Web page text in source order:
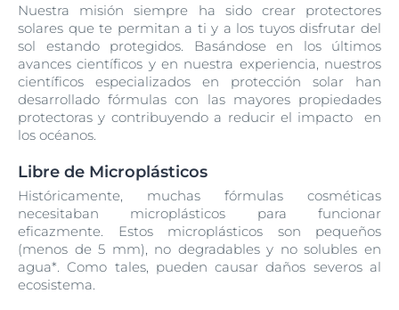
Nuestra misión siempre ha sido crear protectores
solares que te permitan a ti y a los tuyos disfrutar del
sol estando protegidos. Basándose en los últimos
avances científicos y en nuestra experiencia, nuestros
científicos especializados en protección solar han
desarrollado fórmulas con las mayores propiedades
protectoras y contribuyendo a reducir el impacto en
los océanos.
Libre de Microplásticos
Históricamente, muchas fórmulas cosméticas
necesitaban microplásticos para funcionar
eficazmente. Estos microplásticos son pequeños
(menos de 5 mm), no degradables y no solubles en
agua*. Como tales, pueden causar daños severos al
ecosistema.